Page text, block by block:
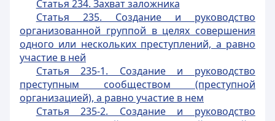
Статья 234. Захват заложника
Статья 235. Создание и руководство
организованной группой в целях совершения
одного или нескольких преступлений, а равно
участие в ней
Статья 235-1. Создание и руководство
преступным сообществом (преступной
организацией), а равно участие в нем
Статья 235-2. Создание и руководство